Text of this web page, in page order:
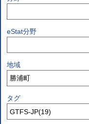
eStat分野
地域
タグ